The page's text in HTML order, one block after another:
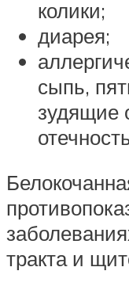
колики;
диарея;
сыпь,
зудящие
тракта и